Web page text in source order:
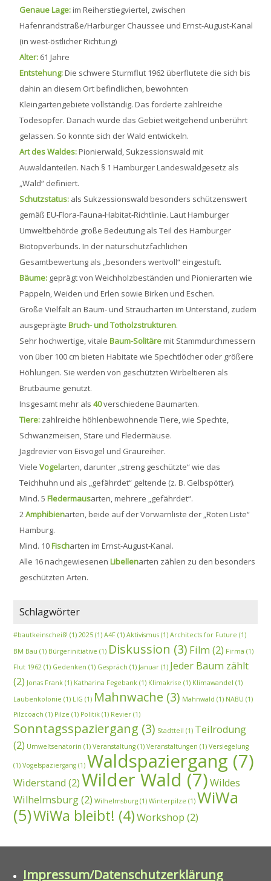
Genaue Lage:im Reiherstiegviertel, zwischen
Hafenrandstraße/Harburger Chaussee und Ernst-August-Kanal
(in west-östlicher Richtung)
Alter: 61 Jahre
Entstehung:Die schwere Sturmflut 1962 überflutete die sich bis
dahin an diesem Ort befindlichen, bewohnten
Kleingartengebiete vollständig. Das forderte zahlreiche
Todesopfer. Danach wurde das Gebiet weitgehend unberührt
gelassen. So konnte sich der Wald entwickeln.
Art des Waldes:Pionierwald, Sukzessionswald mit
Auwaldanteilen. Nach § 1 Hamburger Landeswaldgesetz als
„Wald“ definiert.
Schutzstatus: als Sukzessionswald besonders schützenswert
gemäß EU-Flora-Fauna-Habitat-Richtlinie. Laut Hamburger
Umweltbehörde große Bedeutung als Teil des Hamburger
Biotopverbunds. In der naturschutzfachlichen
Gesamtbewertung als „besonders wertvoll“ eingestuft.
Bäume: geprägt von Weichholzbeständen und Pionierarten wie
Pappeln, Weiden und Erlen sowie Birken und Eschen.
Große Vielfalt an Baum- und Straucharten im Unterstand, zudem
ausgeprägteBruch- und Totholzstrukturen.
Sehr hochwertige, vitaleBaum-Solitäremit Stammdurchmessern
von über 100 cm bieten Habitate wie Spechtlöcher oder größere
Höhlungen. Sie werden von geschützten Wirbeltieren als
Brutbäume genutzt.
Insgesamt mehr als40verschiedene Baumarten.
Tiere: zahlreiche höhlenbewohnende Tiere, wie Spechte,
Schwanzmeisen, Stare und Fledermäuse.
Jagdrevier von Eisvogel und Graureiher.
VieleVogelarten, darunter „streng geschützte“ wie das
Teichhuhn und als „gefährdet“ geltende (z. B. Gelbspötter).
Mind. 5Fledermausarten, mehrere „gefährdet“.
2Amphibienarten, beide auf der Vorwarnliste der „Roten Liste“
Hamburg.
Mind. 10Fischarten im Ernst-August-Kanal.
Alle 16 nachgewiesenen Libellenarten zählen zu den besonders
geschützten Arten.
Schlagwörter
#bautkeinscheiß! (1) 2025 (1) A4F (1) Aktivismus (1) Architects for Future (1)
BM Bau (1) Bürgerinitiative (1) Diskussion (3) Film (2) Firma (1)
Flut 1962 (1) Gedenken (1) Gespräch (1) Januar (1) Jeder Baum zählt
(2) Jonas Frank (1) Katharina Fegebank (1) Klimakrise (1) Klimawandel (1)
Laubenkolonie (1) LIG (1) Mahnwache (3) Mahnwald (1) NABU (1)
Pilzcoach (1) Pilze (1) Politik (1) Revier (1)
Sonntagsspaziergang (3) Stadtteil (1) Teilrodung
(2) Umweltsenatorin (1) Veranstaltung (1) Veranstaltungen (1) Versiegelung
(1) Vogelspaziergang (1) Waldspaziergang (7)
Widerstand (2) Wilder Wald (7) Wildes
Wilhelmsburg(2) Wilhelmsburg (1) Winterpilze (1) WiWa
(5)WiWa bleibt! (4) Workshop (2)
Impressum/Datenschutzerklärung